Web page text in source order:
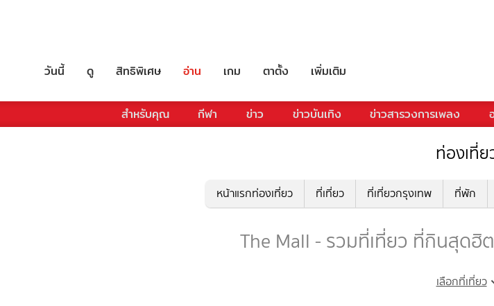
วันนี้ ดู สิทธิพิเศษ อ่าน เกม ตาตั้ง เพิ่มเติม
สำหรับคุณ กีฬา ข่าว ข่าวบันเทิง ข่าวสารวงการเพลง
ท่องเที่ย
หน้าแรกท่องเที่ยว ที่เที่ยว ที่เที่ยวกรุงเทพ ที่พัก
The Mall - รวมที่เที่ยว ที่กินสุดฮิ
เลือกที่เที่ยว